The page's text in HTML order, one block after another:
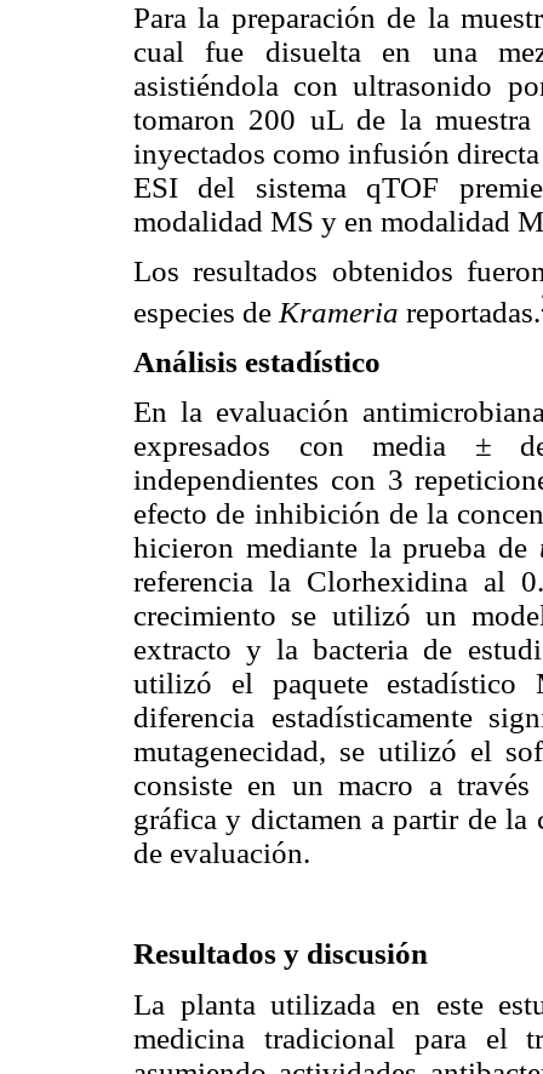
Para la preparación de la
cual fue disuelta en una
asistiéndola con ultrasonido
tomaron 200 uL de la
inyectados como infusión
ESI del sistema qTOF
modalidad MS y en modalidad
Los resultados obtenidos
especies de Krameria reportadas.
Análisis estadístico
En la evaluación
expresados con media ±
independientes con 3
efecto de inhibición de la
hicieron mediante la prueba de
referencia la Clorhexidina al
crecimiento se utilizó un
extracto y la bacteria de
utilizó el paquete estadístico
diferencia estadísticamente
mutagenecidad, se utilizó el
consiste en un macro a
gráfica y dictamen a partir de la
de evaluación.
Resultados y discusión
La planta utilizada en este
medicina tradicional para el